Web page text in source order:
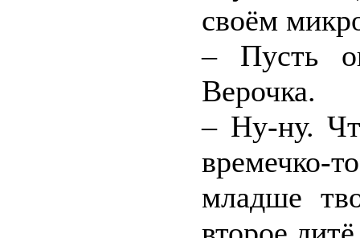
своём
– Пусть
Верочка.
– Ну-ну.
времечко-
младше